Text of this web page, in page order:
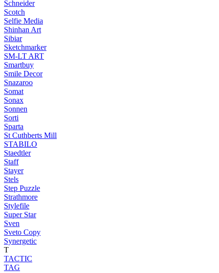
Schneider
Scotch
Selfie Media
Shinhan Art
Sibiar
Sketchmarker
SM-LT ART
Smartbuy
Smile Decor
Snazaroo
Somat
Sonax
Sonnen
Sorti
Sparta
St Cuthberts Mill
STABILO
Staedtler
Staff
Stayer
Stels
Step Puzzle
Strathmore
Stylefile
Super Star
Sven
Sveto Copy
Synergetic
T
TACTIC
TAG